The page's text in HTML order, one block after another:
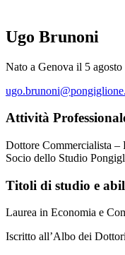
Ugo Brunoni
Nato a Genova il 5 agosto
Attività
Dottore Commercialista –
Socio dello Studio
Titoli di studio e
Laurea in Economia e
Iscritto all’Albo dei